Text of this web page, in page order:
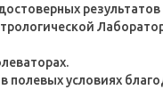
условиях